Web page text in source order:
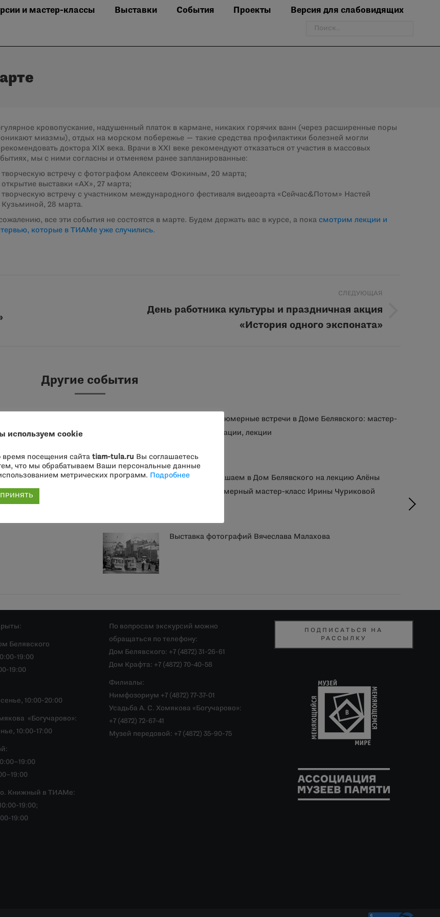
и мастер-классы Выставки События Проекты Версия для слабовидящих
Поиск:
кровопускание, надушенный платок в кармане, никаких горячих ванн (через расширенные поры
миазмы), отдых на морском побережье — такие средства профилактики болезней могли
доктора XIX века. Врачи в XXI веке рекомендуют отказаться от участия в массовых
мы с ними согласны и отменяем ранее запланированные:
творческую встречу с фотографом Алексеем Фокиным, 20 марта;
открытие выставки «АХ», 27 марта;
творческую встречу с участником международного фестиваля видеоарта «Сейчас&Потом» Настей
Кузьминой, 28 марта.
все эти события не состоятся в марте. Будем держать вас в курсе, а пока смотрим лекции и
которые в ТИАМе уже случились.
СЛЕДУЮЩАЯ
День работника культуры и праздничная акция
«История одного экспоната»
Другие события
к
2 августа парфюмерные встречи в Доме Белявского: мастер-
классы, дегустации, лекции
русской
31 июля приглашаем в Дом Белявского на лекцию Алёны
Герке и парфюмерный мастер-класс Ирины Чуриковой
Выставка фотографий Вячеслава Малахова
Белявского
19:00
19:00
10:00-20:00
«Богучарово»:
10:00-17:00
Книжный в ТИАМе:
19:00;
19:00
По вопросам экскурсий можно
обращаться по телефону:
Дом Белявского: +7 (4872) 31-26-61
Дом Крафта: +7 (4872) 70-40-58
Филиалы:
Нимфозориум +7 (4872) 77-37-01
Усадьба А. С. Хомякова «Богучарово»:
+7 (4872) 72-67-41
Музей передовой: +7 (4872) 35-90-75
ПОДПИСАТЬСЯ НА
РАССЫЛКУ
используем cookie
время посещения сайта tiam-tula.ru Вы соглашаетесь
что мы обрабатываем Ваши персональные данные
метрических программ.
Подробнее
ПРИНЯТЬ